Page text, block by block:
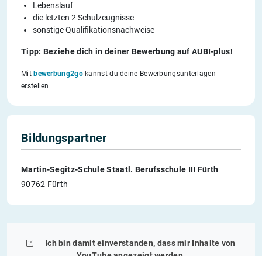
Lebenslauf
die letzten 2 Schulzeugnisse
sonstige Qualifikationsnachweise
Tipp: Beziehe dich in deiner Bewerbung auf AUBI-plus!
Mitbewerbung2gokannst du deine Bewerbungsunterlagen
erstellen.
Bildungspartner
Martin-Segitz-Schule Staatl. Berufsschule III Fürth
90762 Fürth
Ich bin damit einverstanden, dass mir Inhalte von